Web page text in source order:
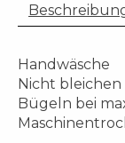
Handwäsche
Nicht bleichen
Bügeln bei